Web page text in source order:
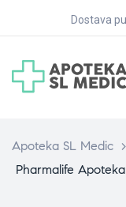
Dostava
Apoteka SL Medic >
Pharmalife